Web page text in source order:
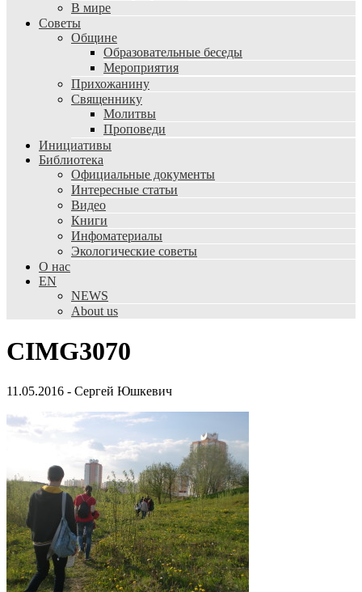
В мире
Советы
Общине
Образовательные беседы
Мероприятия
Прихожанину
Священнику
Молитвы
Проповеди
Инициативы
Библиотека
Официальные документы
Интересные статьи
Видео
Книги
Инфоматериалы
Экологические советы
О нас
EN
NEWS
About us
CIMG3070
11.05.2016 - Сергей Юшкевич